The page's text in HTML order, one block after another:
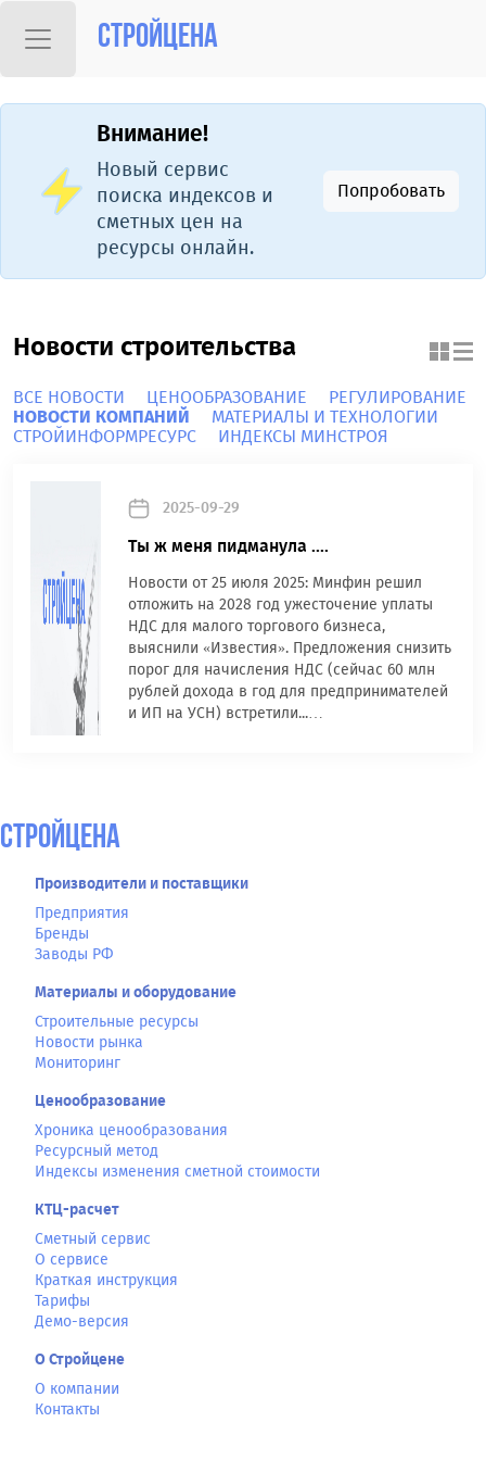
Стройцена
Внимание!
Новый сервис
поиска индексов и
сметных цен на
ресурсы онлайн.
Попробовать
Новости строительства
ВСЕ НОВОСТИ ЦЕНООБРАЗОВАНИЕ
РЕГУЛИРОВАНИЕ
НОВОСТИ КОМПАНИЙ
МАТЕРИАЛЫ И ТЕХНОЛОГИИ
СТРОЙИНФОРМРЕСУРС
ИНДЕКСЫ МИНСТРОЯ
2025-09-29
Ты ж меня пидманула ....
Новости от 25 июля 2025: Минфин решил
отложить на 2028 год ужесточение уплаты
НДС для малого торгового бизнеса,
выяснили «Известия». Предложения снизить
порог для начисления НДС (сейчас 60 млн
рублей дохода в год для предпринимателей
и ИП на УСН) встретили...…
СтройЦена
Производители и поставщики
Предприятия
Бренды
Заводы РФ
Материалы и оборудование
Строительные ресурсы
Новости рынка
Мониторинг
Ценообразование
Хроника ценообразования
Ресурсный метод
Индексы изменения сметной стоимости
КТЦ-расчет
Сметный сервис
О сервисе
Краткая инструкция
Тарифы
Демо-версия
О Стройцене
О компании
Контакты